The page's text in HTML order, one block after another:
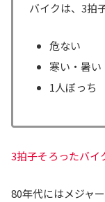
バイクは、3拍
危ない
寒い・暑い
1人ぼっち
3拍子そろったバイ
80年代にはメジャ